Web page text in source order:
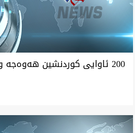
200 ئاوايى كوردنشين هه‌وه‌جه‌ وه‌ ئاوه‌دانى ديرن